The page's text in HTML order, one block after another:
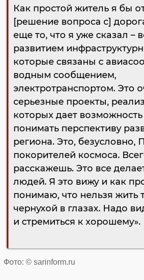
Как простой житель я бы
[решение вопроса с]
еще то, что я уже сказал –
развитием
которые связаны с
водным сообщением,
электротранспортом. Это
серьезные проекты,
которых дает возможность
понимать перспективу
региона. Это, безусловно,
покорителей космоса.
расскажешь. Это все
людей. Я это вижу и как
понимаю, что нельзя жить
чернухой в глазах. Надо
и стремиться к хорошему».
Фото: © sarinform.ru